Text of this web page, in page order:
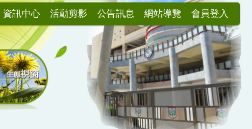
資訊中心 活動剪影 公告訊息 網站導覽 會員登入